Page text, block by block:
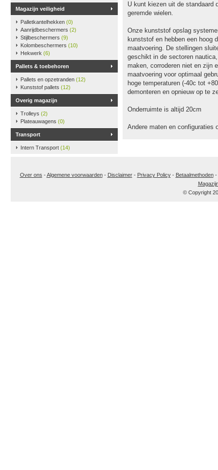
Magazijn veiligheid
Palletkantelhekken (0)
Aanrijdbeschermers (2)
Stijlbeschermers (9)
Kolombeschermers (10)
Hekwerk (6)
Pallets & toebehoren
Pallets en opzetranden (12)
Kunststof pallets (12)
Overig magazijn
Trolleys (2)
Plateauwagens (0)
Transport
Intern Transport (14)
U kunt kiezen uit de standaard
geremde wielen.
Onze kunststof opslag
kunststof en hebben een hoog
maatvoering. De stellingen
geschikt in de sectoren
maken, corroderen niet en zijn
maatvoering voor optimaal
hoge temperaturen (-40c tot
demonteren en opnieuw op te
Onderruimte is altijd 20cm
Andere maten en configuraties
Over ons -Algemene voorwaarden- Disclaimer- Privacy Policy- Betaalmethoden-
© Copyright